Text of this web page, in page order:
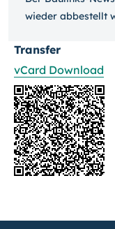
wieder ab­bestellt
Transfer
vCard Download